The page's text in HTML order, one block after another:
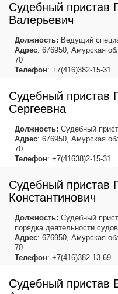
Судебный пристав
Валерьевич
Должность: Ведущий
Адрес: 676950, Амурская
70
Телефон: +7(416)382-15-31
Судебный пристав
Сергеевна
Должность: Судебный
Адрес: 676950, Амурская
70
Телефон: +7(41638)2-15-31
Судебный пристав
Константинович
Должность: Судебный
порядка деятельности судов
Адрес: 676950, Амурская
70
Телефон: +7(416)382-13-69
Судебный пристав